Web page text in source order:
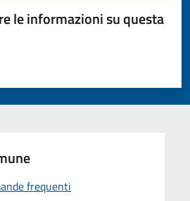
le informazioni su questa
stelle su 5
su 5
5
frequenti